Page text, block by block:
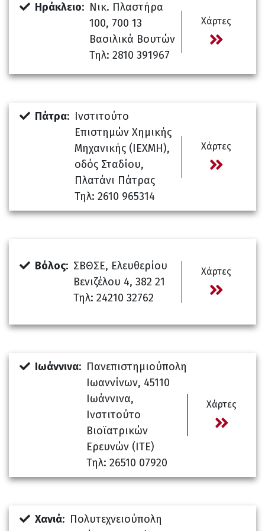
Ηράκλειο: Νικ. Πλαστήρα
100, 700 13
Βασιλικά Βουτών
Τηλ: 2810 391967
Χάρτες
Πάτρα: Ινστιτούτο
Επιστημών Χημικής
Μηχανικής (IEXMH),
οδός Σταδίου,
Πλατάνι Πάτρας
Τηλ: 2610 965314
Χάρτες
Βόλος: ΣΒΘΣΕ, Ελευθερίου
Βενιζέλου 4, 382 21
Τηλ: 24210 32762
Χάρτες
Ιωάννινα: Πανεπιστημιούπολη
Ιωαννίνων, 45110
Ιωάννινα,
Ινστιτούτο
Βιοϊατρικών
Ερευνών (ΙΤΕ)
Τηλ: 26510 07920
Χάρτες
Χανιά: Πολυτεχνειούπολη